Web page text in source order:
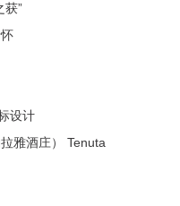
获”
设计
雅酒庄） Tenuta